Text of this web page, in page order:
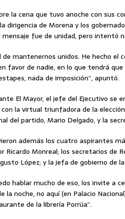
la cena que tuvo anoche con sus
dirigencia de Morena y los
mensaje fue de unidad, pero intentó
de mantenernos unidos. He hecho el
favor de nadie, en lo que tendrá
nada de imposición”, apuntó.
El Mayor, el jefe del Ejecutivo se
la virtual triunfadora de la
del partido, Mario Delgado, y la
además los cuatro aspirantes
Ricardo Monreal; los secretarios de
López; y la jefa de gobierno de
hablar mucho de eso, los invite a
la noche, no aquí (en Palacio
de la librería Porrúa”.